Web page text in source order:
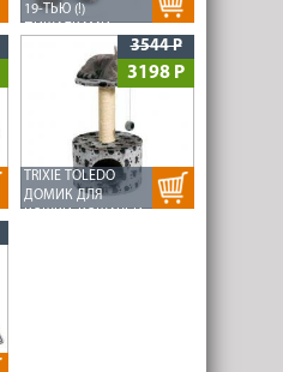
19-ТЬЮ (!)
3544 Р
3198 Р
TRIXIE TOLEDO
ДОМИК ДЛЯ